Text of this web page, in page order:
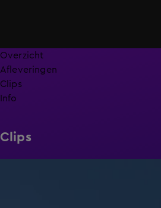
Overzicht
Afleveringen
Clips
Info
Clips